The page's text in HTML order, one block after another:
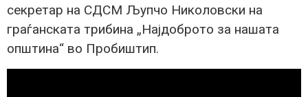
секретар на СДСМ Љупчо Николовски на
граѓанската трибина „Најдоброто за нашата
општина“ во Пробиштип.